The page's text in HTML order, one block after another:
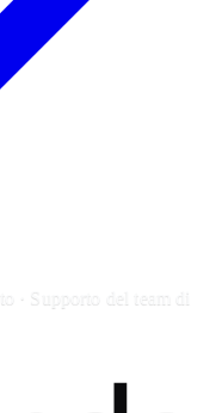
· Supporto del team di